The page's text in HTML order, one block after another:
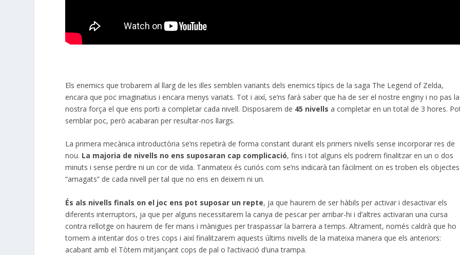
Els enemics que trobarem al llarg de les illes semblen variants dels enemics típics de la saga The Legend of Zelda,
encara que poc imaginatius i encara menys variats. Tot i així, se’ns farà saber que ha de ser el nostre enginy i no pas la
nostra força el que ens porti a completar cada nivell. Disposarem de 45 nivells a completar en un total de 3 hores.
semblar poc, però acabaran per resultar-nos llargs.
La primera mecànica introductòria se’ns repetirà de forma constant durant els primers nivells sense incorporar res de
nou. La majoria de nivells no ens suposaran cap complicació, fins i tot alguns els podrem finalitzar en un o dos
minuts i sense perdre ni un cor de vida. Tanmateix és curiós com se’ns indicarà tan fàcilment on es troben els objectes
“amagats” de cada nivell per tal que no ens en deixem ni un.
És als nivells finals on el joc ens pot suposar un repte, ja que haurem de ser hàbils per activar i desactivar els
diferents interruptors, ja que per alguns necessitarem la canya de pescar per arribar-hi i d’altres activaran una cursa
contra rellotge on haurem de fer mans i mànigues per traspassar la barrera a temps. Altrament, només caldrà que ho
tornem a intentar dos o tres cops i així finalitzarem aquests últims nivells de la mateixa manera que els anteriors:
acabant amb el Tòtem mitjançant cops de pal o l’activació d’una trampa.